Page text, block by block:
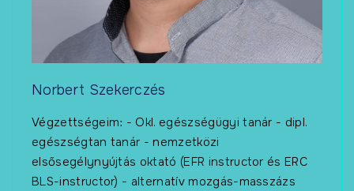
Norbert Szekerczés
Végzettségeim: - Okl. egészségügyi tanár - dipl.
egészségtan tanár - nemzetközi
elsősegélynyújtás oktató (EFR instructor és ERC
BLS-instructor) - alternatív mozgás-masszázs